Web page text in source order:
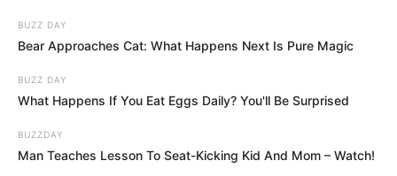
Pétert, a Facebookon elérhető videó már több
százezres nézettségnél jár. A magyar gazdák
megelégelték Magyar Péter üres ígéreteit és
veszélyes politikáját.
BUZZ DAY
Bear Approaches Cat: What Happens Next Is Pure Magic
BUZZ DAY
What Happens If You Eat Eggs Daily? You'll Be Surprised
BUZZDAY
Man Teaches Lesson To Seat-Kicking Kid And Mom – Watch!